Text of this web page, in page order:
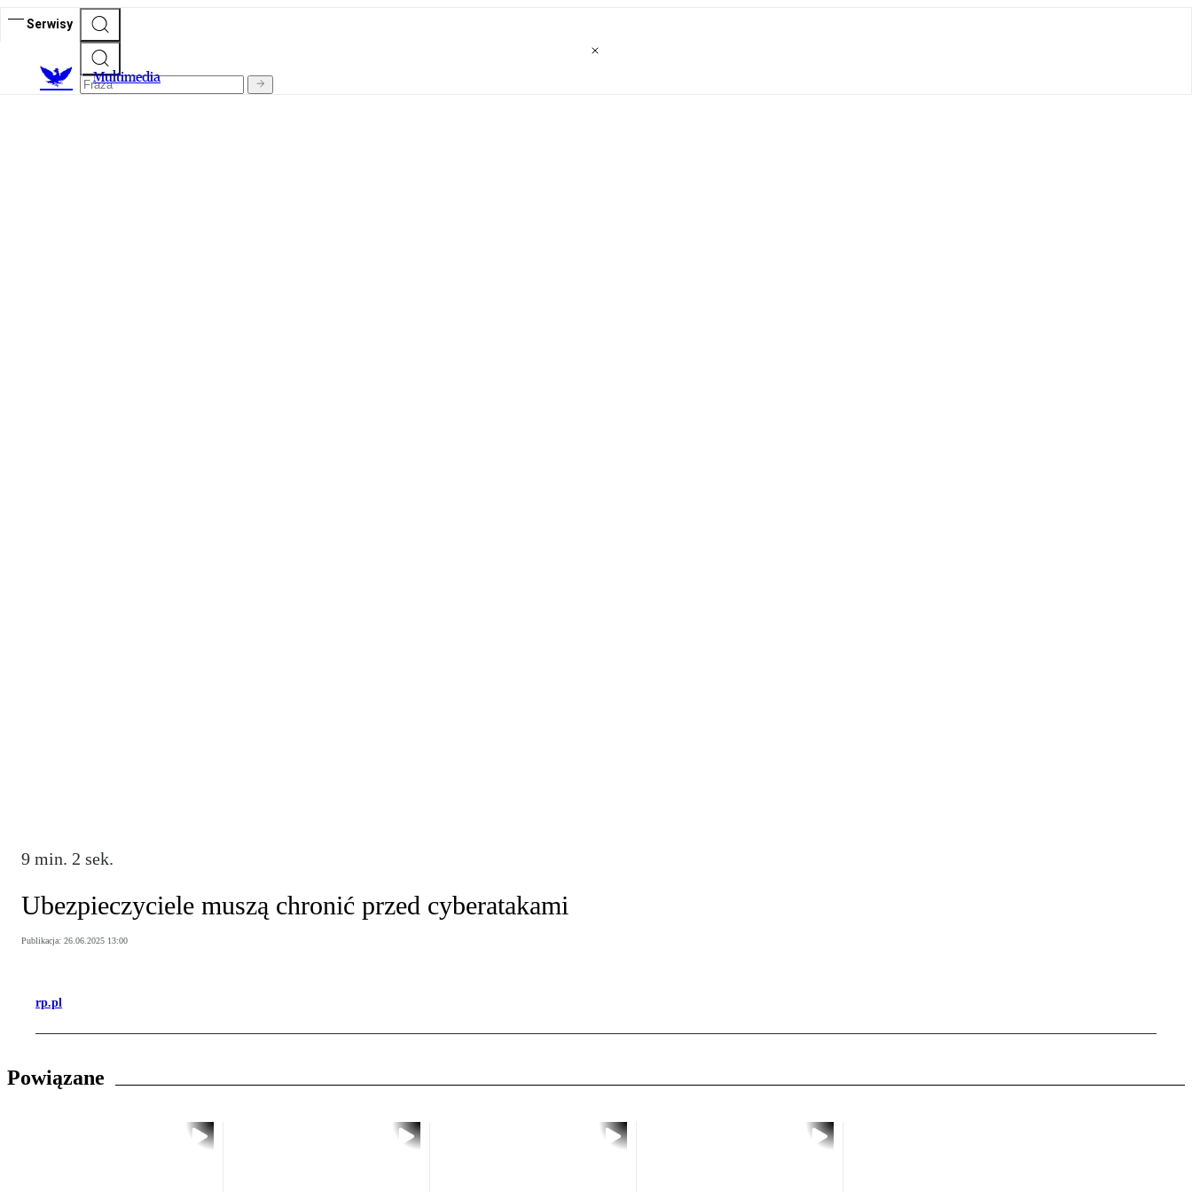
Serwisy
Multimedia
9 min. 2 sek.
Ubezpieczyciele muszą chronić przed cyberatakami
Publikacja: 26.06.2025 13:00
rp.pl
Powiązane